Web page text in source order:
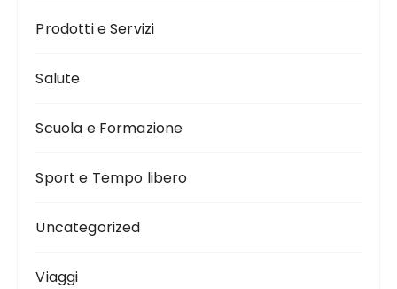
Prodotti e Servizi
Salute
Scuola e Formazione
Sport e Tempo libero
Uncategorized
Viaggi